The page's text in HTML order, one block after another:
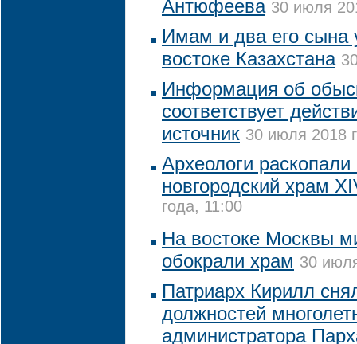
Антюфеева 30 июля
Имам и два его сына
востоке Казахстана
Информация об
соответствует
источник 30 июля 2018
Археологи
новгородский храм
года, 11:00
На востоке Москвы
обокрали храм 30
Патриарх Кирилл
должностей
администратора